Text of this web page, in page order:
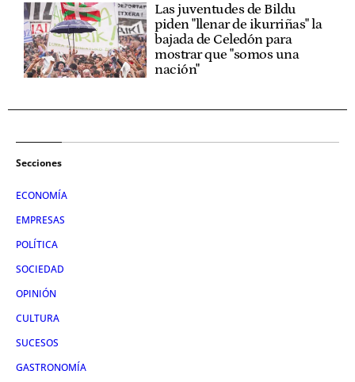
Las juventudes de Bildu
piden "llenar de ikurriñas" la
bajada de Celedón para
mostrar que "somos una
nación"
Secciones
ECONOMÍA
EMPRESAS
POLÍTICA
SOCIEDAD
OPINIÓN
CULTURA
SUCESOS
GASTRONOMÍA